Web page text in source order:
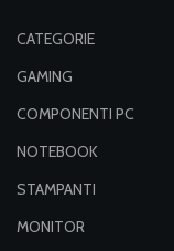
CATEGORIE
GAMING
COMPONENTI PC
NOTEBOOK
STAMPANTI
MONITOR